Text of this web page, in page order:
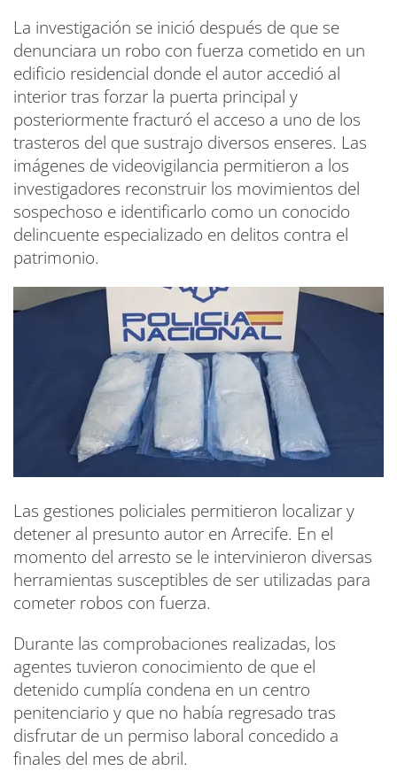
La investigación se inició después de que se
denunciara un robo con fuerza cometido en un
edificio residencial donde el autor accedió al
interior tras forzar la puerta principal y
posteriormente fracturó el acceso a uno de los
trasteros del que sustrajo diversos enseres. Las
imágenes de videovigilancia permitieron a los
investigadores reconstruir los movimientos del
sospechoso e identificarlo como un conocido
delincuente especializado en delitos contra el
patrimonio.
Las gestiones policiales permitieron localizar y
detener al presunto autor en Arrecife. En el
momento del arresto se le intervinieron diversas
herramientas susceptibles de ser utilizadas para
cometer robos con fuerza.
Durante las comprobaciones realizadas, los
agentes tuvieron conocimiento de que el
detenido cumplía condena en un centro
penitenciario y que no había regresado tras
disfrutar de un permiso laboral concedido a
finales del mes de abril.